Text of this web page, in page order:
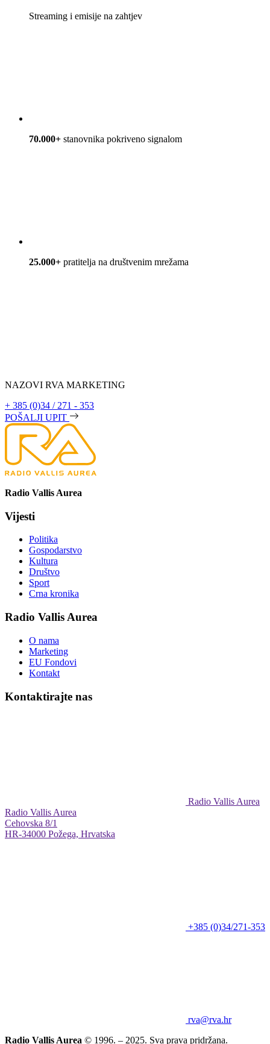
Streaming i emisije na zahtjev
70.000+ stanovnika pokriveno signalom
25.000+ pratitelja na društvenim mrežama
NAZOVI RVA MARKETING
+ 385 (0)34 / 271 - 353
POŠALJI UPIT
Radio Vallis Aurea
Vijesti
Politika
Gospodarstvo
Kultura
Društvo
Sport
Crna kronika
Radio Vallis Aurea
O nama
Marketing
EU Fondovi
Kontakt
Kontaktirajte nas
Radio Vallis Aurea
Radio Vallis Aurea
Cehovska 8/1
HR-34000 Požega, Hrvatska
+385 (0)34/271-353
rva@rva.hr
Radio Vallis Aurea © 1996. – 2025. Sva prava pridržana.